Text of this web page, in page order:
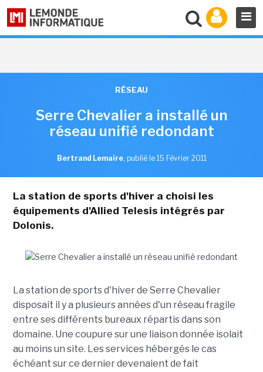
RÉSEAU
Serre Chevalier a installé un
réseau unifié redondant
Bertrand Lemaire, publié le 15 Février 2011
La station de sports d'hiver a choisi les
équipements d'Allied Telesis intégrés par
Dolonis.
La station de sports d'hiver de Serre Chevalier
disposait il y a plusieurs années d'un réseau fragile
entre ses différents bureaux répartis dans son
domaine. Une coupure sur une liaison donnée isolait
au moins un site. Les services hébergés le cas
échéant sur ce dernier devenaient de fait